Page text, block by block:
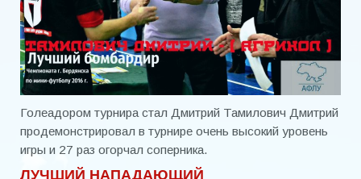
Голеадором турнира стал Дмитрий Тамилович Дмитрий
продемонстрировал в турнире очень высокий уровень
игры и 27 раз огорчал соперника.
ЛУЧШИЙ НАПАДАЮЩИЙ